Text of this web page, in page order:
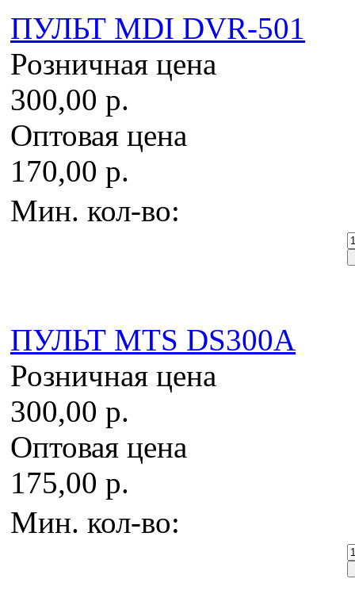
ПУЛЬТ MDI DVR-501
Розничная цена
300,00 р.
Оптовая цена
170,00 р.
Мин. кол-во:
ПУЛЬТ MTS DS300A
Розничная цена
300,00 р.
Оптовая цена
175,00 р.
Мин. кол-во: